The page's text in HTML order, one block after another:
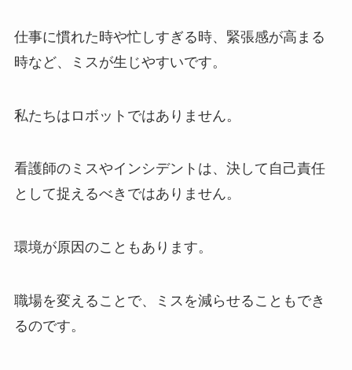
仕事に慣れた時や忙しすぎる時、緊張感が高まる
時など、ミスが生じやすいです。
私たちはロボットではありません。
看護師のミスやインシデントは、決して自己責任
として捉えるべきではありません。
環境が原因のこともあります。
職場を変えることで、ミスを減らせることもでき
るのです。